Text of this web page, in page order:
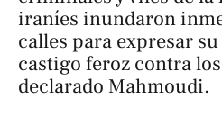
iraníes inundaron
calles para expresar
castigo feroz contra
declarado Mahmoudi.